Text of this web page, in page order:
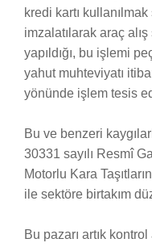
kredi kartı
imzalatılarak araç
yapıldığı, bu işlemi
yahut muhteviyatı
yönünde işlem tesis
Bu ve benzeri
30331 sayılı Resmî
Motorlu Kara
ile sektöre birtakım
Bu pazarı artık